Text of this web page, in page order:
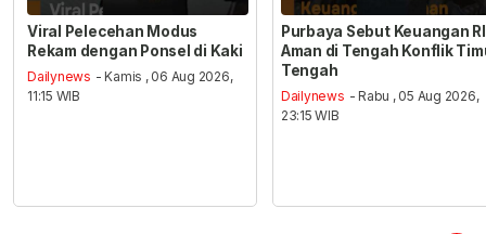
Viral Pelecehan Modus
Rekam dengan Ponsel di Kaki
Dailynews - Kamis , 06 Aug 2026,
11:15 WIB
Purbaya Sebut Keuangan RI
Aman di Tengah Konflik
Tengah
Dailynews - Rabu , 05 Aug 2026,
23:15 WIB